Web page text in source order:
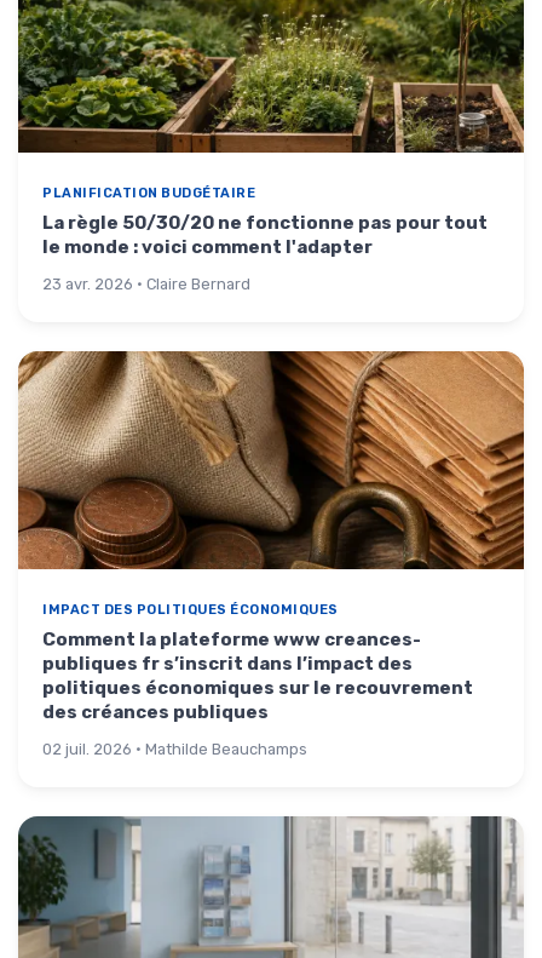
PLANIFICATION BUDGÉTAIRE
La règle 50/30/20 ne fonctionne pas pour tout
le monde : voici comment l'adapter
23 avr. 2026 · Claire Bernard
IMPACT DES POLITIQUES ÉCONOMIQUES
Comment la plateforme www creances-
publiques fr s’inscrit dans l’impact des
politiques économiques sur le recouvrement
des créances publiques
02 juil. 2026 · Mathilde Beauchamps